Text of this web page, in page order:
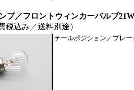
プ／フロントウィンカーバルブ
税込み／送料別途）
テールポジション／ブレ